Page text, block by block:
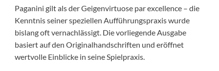
Paganini gilt als der Geigenvirtuose par excellence – die
Kenntnis seiner speziellen Aufführungspraxis wurde
bislang oft vernachlässigt. Die vorliegende Ausgabe
basiert auf den Originalhandschriften und eröffnet
wertvolle Einblicke in seine Spielpraxis.